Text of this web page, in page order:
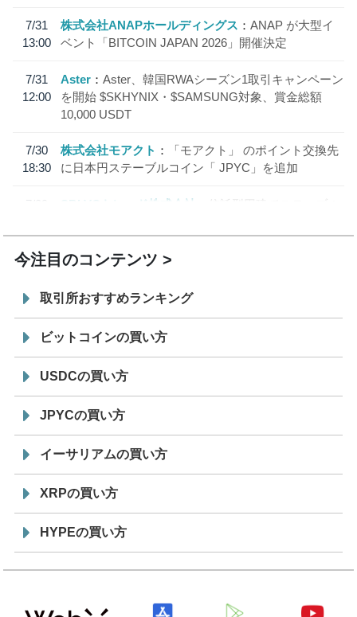
7/31
13:00
株式会社ANAPホールディングス
ANAP が大型イ
ベント「BITCOIN JAPAN 2026」開催決定
7/31
12:00
Aster
Aster、韓国RWAシーズン1取引キャンペーン
を開始 $SKHYNIX・$SAMSUNG対象、賞金総額
10,000 USDT
7/30
18:30
株式会社モアクト
「モアクト」 のポイント交換先
に日本円ステーブルコイン「 JPYC」を追加
7/29
SBI VCトレード株式会社
信託型円建てステーブル
今注目のコンテンツ
取引所おすすめランキング
ビットコインの買い方
USDCの買い方
JPYCの買い方
イーサリアムの買い方
XRPの買い方
HYPEの買い方